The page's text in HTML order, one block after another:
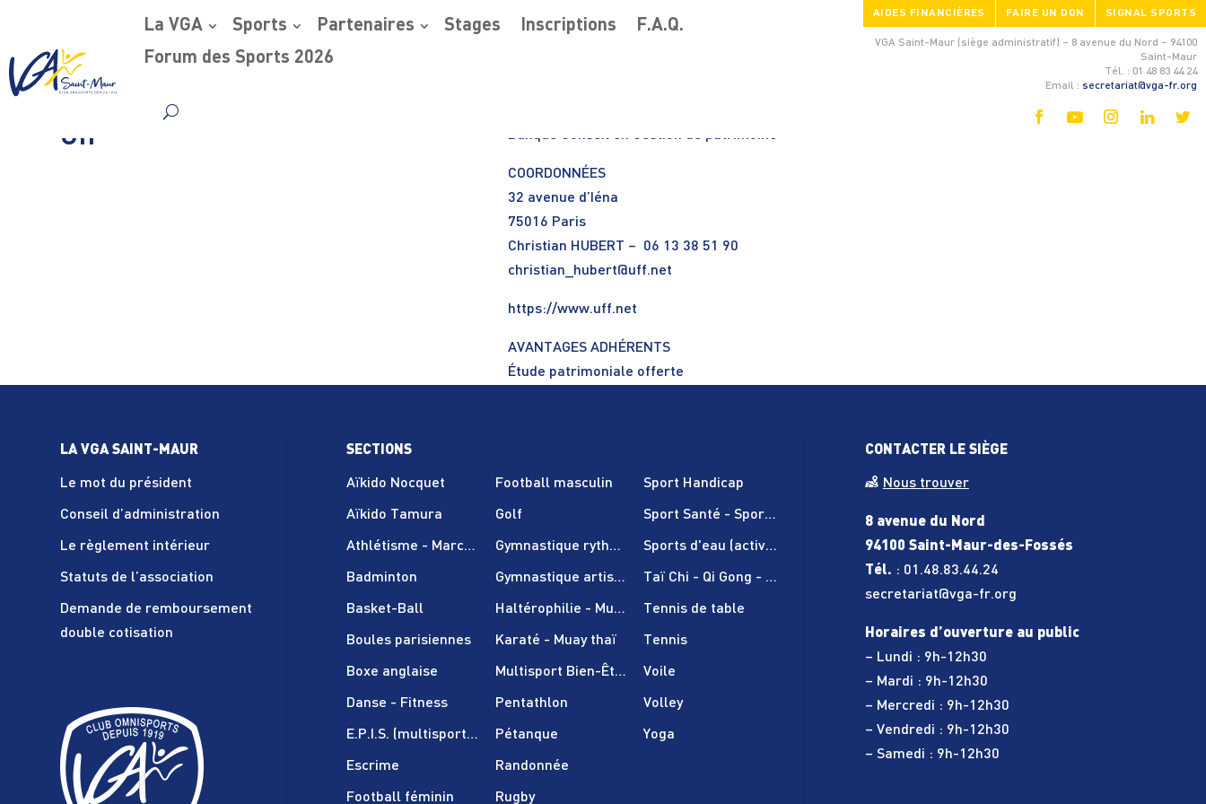
La VGA Sports Partenaires Stages Inscriptions
F.A.Q.
Forum des Sports 2026
AIDES FINANCIÈRES FAIRE UN DON SIGNAL SPORTS
VGA Saint-Maur (siège administratif) – 8 avenue du Nord – 94100
Saint-Maur
Tél. : 01 48 83 44 24
Email : secretariat@vga-fr.org
Uff Banque Conseil en Gestion de patrimoine
COORDONNÉES
32 avenue d’Iéna
75016 Paris
Christian HUBERT – 06 13 38 51 90
christian_hubert@uff.net
https://www.uff.net
AVANTAGES ADHÉRENTS
Étude patrimoniale offerte
LA VGA SAINT-MAUR
Le mot du président
Conseil d’administration
Le règlement intérieur
Statuts de l’association
Demande de remboursement
double cotisation
SECTIONS
Aïkido Nocquet
Aïkido Tamura
Athlétisme - Marche nordique
Badminton
Basket-Ball
Boules parisiennes
Boxe anglaise
Danse - Fitness
E.P.I.S. (multisport enfant)
Escrime
Football féminin
Football masculin
Golf
Gymnastique rythmique
Gymnastique artistique
Haltérophilie - Musculation
Karaté - Muay thaï
Multisport Bien-Être (adultes uniquement)
Pentathlon
Pétanque
Randonnée
Rugby
Sport Handicap
Sport Santé - Sport sur ordonnance
Sports d'eau (activités aquatiques)
Taï Chi - Qi Gong - Pilates - Iaïdo
Tennis de table
Tennis
Voile
Volley
Yoga
CONTACTER LE SIÈGE
Nous trouver
8 avenue du Nord
94100 Saint-Maur-des-Fossés
Tél. : 01.48.83.44.24
secretariat@vga-fr.org
Horaires d’ouverture au public
– Lundi : 9h-12h30
– Mardi : 9h-12h30
– Mercredi : 9h-12h30
– Vendredi : 9h-12h30
– Samedi : 9h-12h30